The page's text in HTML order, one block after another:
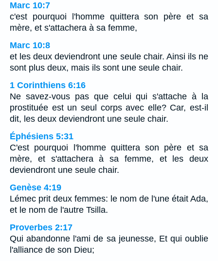
Marc 10:7
c'est pourquoi l'homme quittera son père et sa
mère, et s'attachera à sa femme,
Marc 10:8
et les deux deviendront une seule chair. Ainsi ils ne
sont plus deux, mais ils sont une seule chair.
1 Corinthiens 6:16
Ne savez-vous pas que celui qui s'attache à la
prostituée est un seul corps avec elle? Car, est-il
dit, les deux deviendront une seule chair.
Éphésiens 5:31
C'est pourquoi l'homme quittera son père et sa
mère, et s'attachera à sa femme, et les deux
deviendront une seule chair.
Genèse 4:19
Lémec prit deux femmes: le nom de l'une était Ada,
et le nom de l'autre Tsilla.
Proverbes 2:17
Qui abandonne l'ami de sa jeunesse, Et qui oublie
l'alliance de son Dieu;